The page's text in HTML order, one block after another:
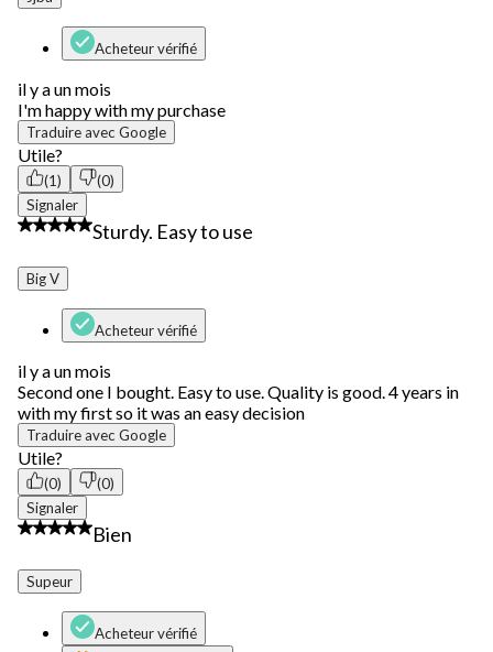
Acheteur vérifié
il y a un mois
I'm happy with my purchase
Traduire avec Google
Utile?
(1)
(0)
Signaler
5 étoile(s) sur 5.
Sturdy. Easy to use
Big V
Acheteur vérifié
il y a un mois
Second one I bought. Easy to use. Quality is good. 4 years in
with my first so it was an easy decision
Traduire avec Google
Utile?
(0)
(0)
Signaler
5 étoile(s) sur 5.
Bien
Supeur
Acheteur vérifié